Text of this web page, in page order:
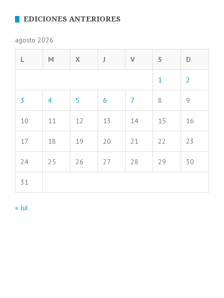
EDICIONES ANTERIORES
agosto 2026
L M X J V S D
1 2
3 4 5 6 7 8 9
10 11 12 13 14 15 16
17 18 19 20 21 22 23
24 25 26 27 28 29 30
31
« Jul